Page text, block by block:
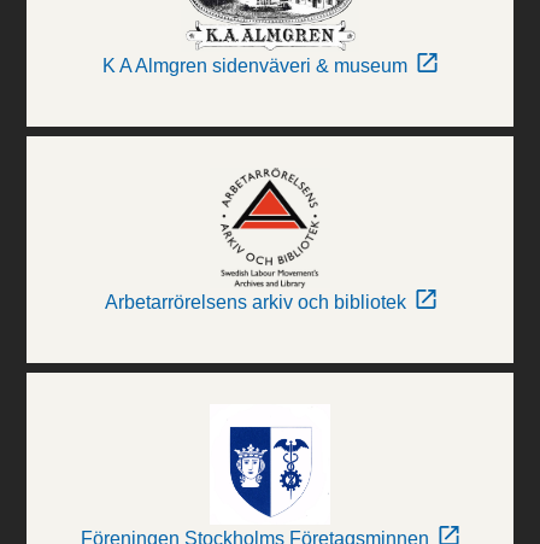
K A Almgren sidenväveri & museum
Arbetarrörelsens arkiv och bibliotek
Föreningen Stockholms Företagsminnen